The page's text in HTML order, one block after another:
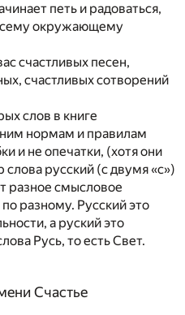
петь и радоваться,
окружающему
счастливых песен,
счастливых сотворений
слов в книге
нормам и правилам
и не опечатки, (хотя они
русский (с двумя «с»)
разное смысловое
разному. Русский это
а руский это
Русь, то есть Свет.
Счастье